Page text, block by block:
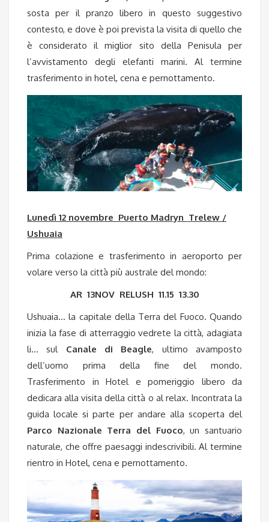
sosta per il pranzo liberoin questo suggestivo
contesto, e dove è poi prevista la visita di quello che
è considerato il miglior sito della Penisula per
l’avvistamento degli elefanti marini. Al termine
trasferimento in hotel, cena e pernottamento.
Lunedì 12 novembre Puerto Madryn Trelew /
Ushuaia
Prima colazione e trasferimento in aeroporto per
volare verso la città più australe del mondo:
AR 13NOV RELUSH 11.15 13.30
Ushuaia… la capitale della Terra del Fuoco. Quando
inizia la fase di atterraggio vedrete la città, adagiata
li… sul Canale di Beagle, ultimo avamposto
dell’uomo prima della fine del mondo.
Trasferimento in Hotel e pomeriggio libero da
dedicara alla visita della città o al relax. Incontrata la
guida locale si parte per andare alla scoperta del
Parco Nazionale Terra del Fuoco, un santuario
naturale, che offre paesaggi indescrivibili. Al termine
rientro in Hotel, cena e pernottamento.